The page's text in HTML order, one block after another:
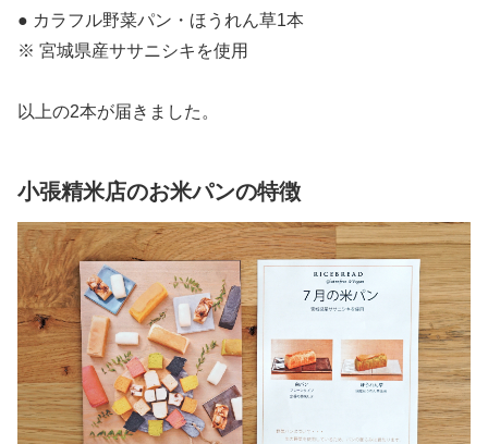
● カラフル野菜パン・ほうれん草1本
※ 宮城県産ササニシキを使用
以上の2本が届きました。
小張精米店のお米パンの特徴